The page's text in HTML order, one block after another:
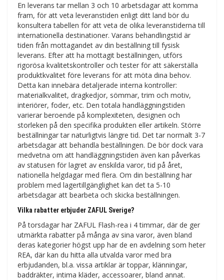
En leverans tar mellan 3 och 10 arbetsdagar att komma
fram, för att veta leveranstiden enligt ditt land bör du
konsultera tabellen för att veta de olika leveranstiderna till
internationella destinationer. Varans behandlingstid är
tiden från mottagandet av din beställning till fysisk
leverans. Efter att ha mottagit beställningen, utförs
rigorösa kvalitetskontroller och tester för att säkerställa
produktkvalitet före leverans för att möta dina behov.
Detta kan innebära detaljerade interna kontroller:
materialkvalitet, dragkedjor, sömmar, trim och motiv,
interiörer, foder, etc. Den totala handläggningstiden
varierar beroende på komplexiteten, designen och
storleken på den specifika produkten eller artikeln. Större
beställningar tar naturligtvis längre tid. Det tar normalt 3-7
arbetsdagar att behandla beställningen. De bör dock vara
medvetna om att handläggningstiden även kan påverkas
av statusen för lagret av enskilda varor, tid på året,
nationella helgdagar med flera. Om din beställning har
problem med lagertillgänglighet kan det ta 5-10
arbetsdagar att bearbeta och skicka beställningen.
Vilka rabatter erbjuder ZAFUL Sverige?
På torsdagar har ZAFUL Flash-rea i 4 timmar, där de ger
utmärkta rabatter på många av sina varor, även bland
deras kategorier högst upp har de en avdelning som heter
REA, där kan du hitta alla utvalda varor med bra
erbjudanden, bl.a. vissa artiklar är toppar, klänningar,
baddräkter, intima kläder, accessoarer, bland annat.